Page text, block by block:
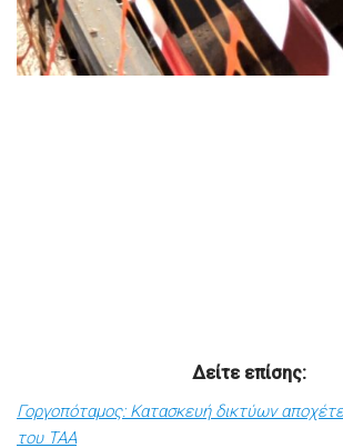
Δείτε επίσης:
Γοργοπόταμος: Κατασκευή δικτύων
του ΤΑΑ